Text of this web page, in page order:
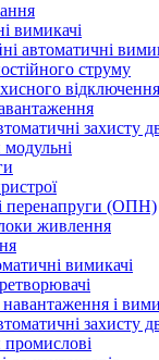
вимикачі
автоматичні
струму
відключення
захисту
перенапруги (ОПН)
живлення
вимикачі
і
захисту